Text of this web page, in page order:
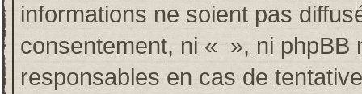
informations ne soient pas
consentement, ni « », ni phpBB
responsables en cas de